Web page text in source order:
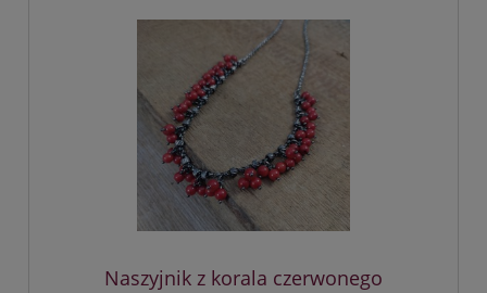
Naszyjnik z korala czerwonego